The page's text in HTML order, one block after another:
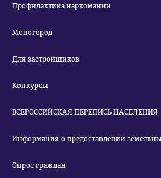
Профилактика наркомании
Моногород
Для застройщиков
Конкурсы
ВСЕРОССИЙСКАЯ ПЕРЕПИСЬ НАСЕЛЕНИЯ
Информация о предоставлении
Опрос граждан